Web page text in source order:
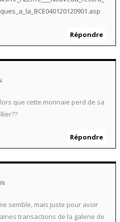
Répondre
que cette monnaie perd de sa
Répondre
semble, mais juste pour avoir
transactions de la galerie de